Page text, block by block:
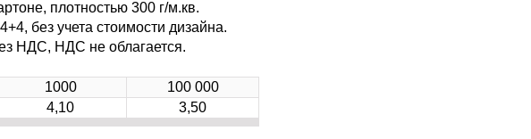
плотностью 300 г/м.кв.
без учета стоимости дизайна.
НДС, НДС не облагается.
1000
100 000
4,10 3,50